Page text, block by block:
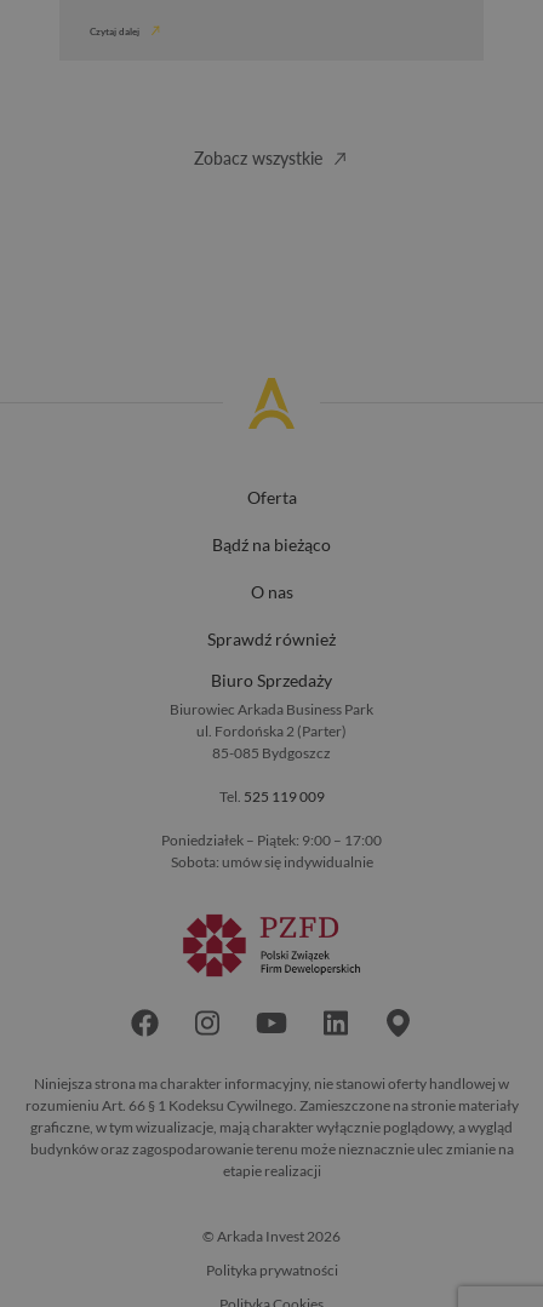
Czytaj dalej
Zobacz wszystkie
Oferta
Bądź na bieżąco
O nas
Sprawdź również
Biuro Sprzedaży
Biurowiec Arkada Business Park
ul. Fordońska 2 (Parter)
85-085 Bydgoszcz
Tel. 525 119 009
Poniedziałek – Piątek: 9:00 – 17:00
Sobota: umów się indywidualnie
Niniejsza strona ma charakter informacyjny, nie stanowi oferty handlowej w
rozumieniu Art. 66 § 1 Kodeksu Cywilnego. Zamieszczone na stronie materiały
graficzne, w tym wizualizacje, mają charakter wyłącznie poglądowy, a wygląd
budynków oraz zagospodarowanie terenu może nieznacznie ulec zmianie na
etapie realizacji
© Arkada Invest 2026
Polityka prywatności